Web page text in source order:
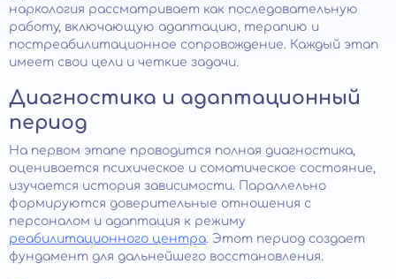
наркология рассматривает как последовательную
работу, включающую адаптацию, терапию и
постреабилитационное сопровождение. Каждый этап
имеет свои цели и четкие задачи.
Диагностика и адаптационный
период
На первом этапе проводится полная диагностика,
оценивается психическое и соматическое состояние,
изучается история зависимости. Параллельно
формируются доверительные отношения с
персоналом и адаптация к режиму
реабилитационного центра. Этот период создает
фундамент для дальнейшего восстановления.